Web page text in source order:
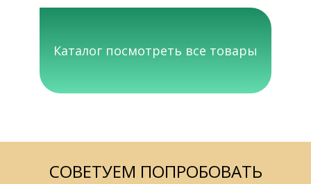
Каталог посмотреть все товары
СОВЕТУЕМ ПОПРОБОВАТЬ